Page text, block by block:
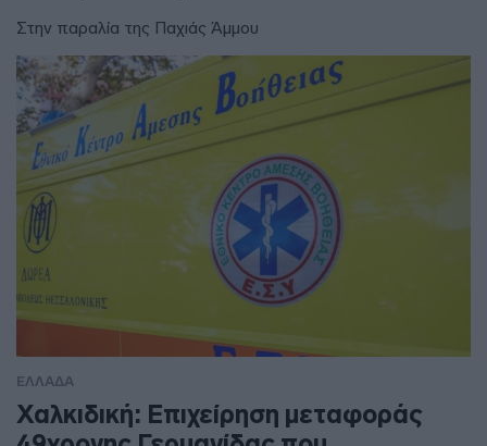
Στην παραλία της Παχιάς Άμμου
ΕΛΛΑΔΑ
Χαλκιδική: Επιχείρηση μεταφοράς